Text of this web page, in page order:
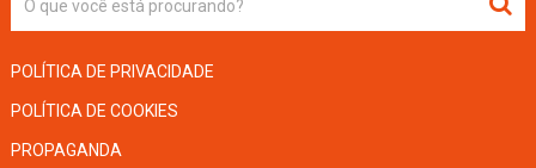
POLÍTICA DE PRIVACIDADE
POLÍTICA DE COOKIES
PROPAGANDA